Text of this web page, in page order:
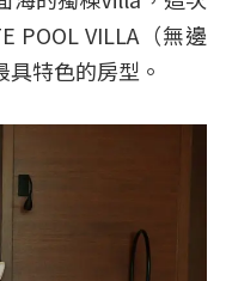
POOL VILLA（無邊
特色的房型。